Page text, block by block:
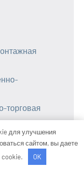
торговая
для улучшения
сайтом, вы даете
cookie.
OK